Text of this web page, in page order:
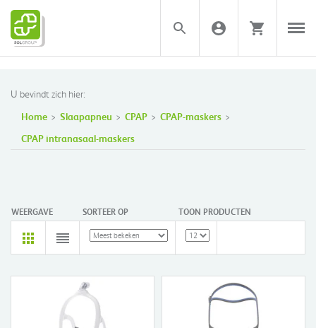
U bevindt zich hier:
Home Slaapapneu CPAP
CPAP-maskers
CPAP intranasaal-maskers
WEERGAVE SORTEER OP TOON PRODUCTEN